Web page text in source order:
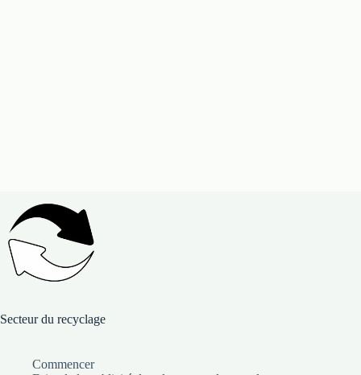
Secteur du recyclage
Commencer